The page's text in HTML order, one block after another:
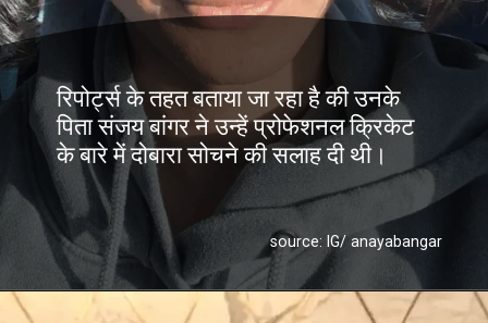
रिपोर्ट्स के तहत बताया जा रहा है की उनके
पिता संजय बांगर ने उन्हें प्रोफेशनल क्रिकेट
के बारे में दोबारा सोचने की सलाह दी थी।
source: IG/ anayabangar